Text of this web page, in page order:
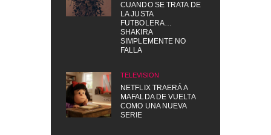
CUANDO SE TRATA DE
LA JUSTA
FUTBOLERA…
SHAKIRA
SIMPLEMENTE NO
FALLA
TELEVISIÓN
NETFLIX TRAERÁ A
MAFALDA DE VUELTA
COMO UNA NUEVA
SERIE